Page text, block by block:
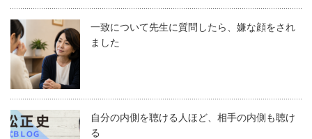
一致について先生に質問したら、嫌な顔をされ
ました
自分の内側を聴ける人ほど、相手の内側も聴け
る